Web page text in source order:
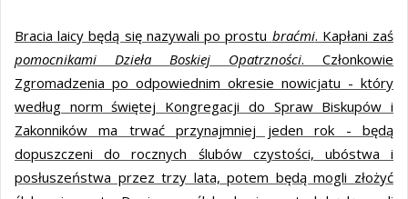
Bracia laicy będą się nazywali po prostu braćmi. Kapłani zaś
pomocnikami Dzieła Boskiej Opatrzności. Członkowie
Zgromadzenia po odpowiednim okresie nowicjatu - który
według norm świętej Kongregacji do Spraw Biskupów i
Zakonników ma trwać przynajmniej jeden rok - będą
dopuszczeni do rocznych ślubów czystości, ubóstwa i
posłuszeństwa przez trzy lata, potem będą mogli złożyć